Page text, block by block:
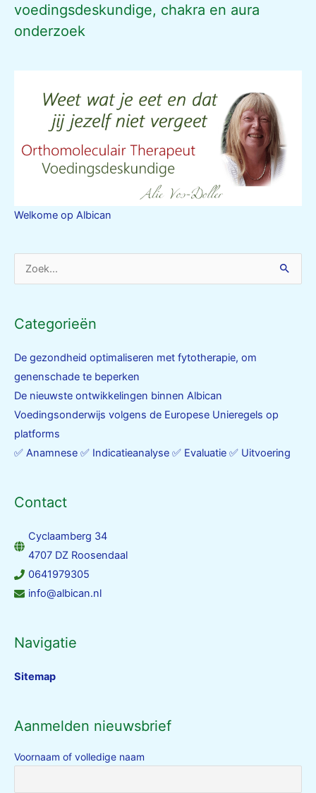
voedingsdeskundige, chakra en aura
onderzoek
Welkome op Albican
Zoek
Categorieën
De gezondheid optimaliseren met fytotherapie, om
genenschade te beperken
De nieuwste ontwikkelingen binnen Albican
Voedingsonderwijs volgens de Europese Unieregels op
platforms
✅ Anamnese ✅ Indicatieanalyse ✅ Evaluatie ✅ Uitvoering
Contact
Cyclaamberg 34
4707 DZ Roosendaal
0641979305
info@albican.nl
Navigatie
Sitemap
Aanmelden nieuwsbrief
Voornaam of volledige naam